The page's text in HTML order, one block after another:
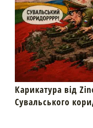
Карикатура від
Сувальського